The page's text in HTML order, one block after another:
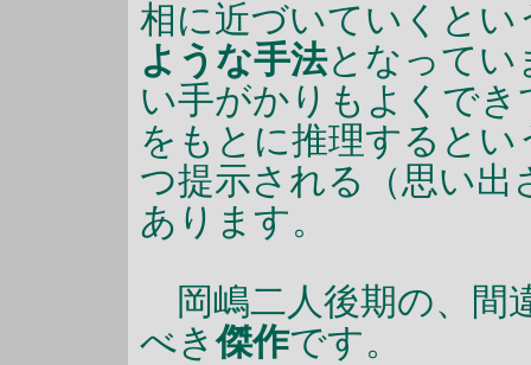
相に近づいていくとい
ような手法となってい
い手がかりもよくで
をもとに推理すると
つ提示される（思い
あります。
岡嶋二人後期の、間
べき傑作です。